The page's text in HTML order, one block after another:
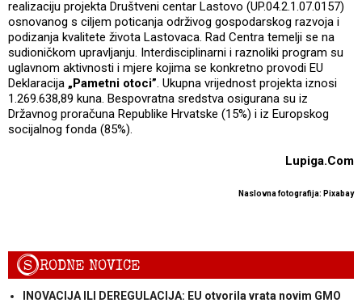
realizaciju projekta Društveni centar Lastovo (UP.04.2.1.07.0157)
osnovanog s ciljem poticanja održivog gospodarskog razvoja i
podizanja kvalitete života Lastovaca. Rad Centra temelji se na
sudioničkom upravljanju. Interdisciplinarni i raznoliki program su
uglavnom aktivnosti i mjere kojima se konkretno provodi EU
Deklaracija „Pametni otoci”. Ukupna vrijednost projekta iznosi
1.269.638,89 kuna. Bespovratna sredstva osigurana su iz
Državnog proračuna Republike Hrvatske (15%) i iz Europskog
socijalnog fonda (85%).
Lupiga.Com
Naslovna fotografija: Pixabay
SRODNE NOVICE
INOVACIJA ILI DEREGULACIJA: EU otvorila vrata novim GMO